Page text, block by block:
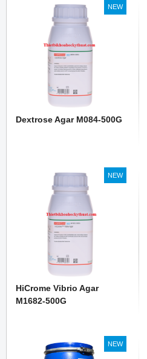
NEW
Dextrose Agar M084-500G
NEW
HiCrome Vibrio Agar
M1682-500G
NEW